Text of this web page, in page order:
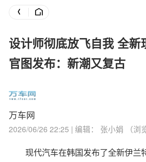
设计师彻底放飞自我 全新
官图发布：新潮又复古
万车网
2026/06/26 22:25 | 编辑： 张小娟 （浏
现代汽车在韩国发布了全新伊兰